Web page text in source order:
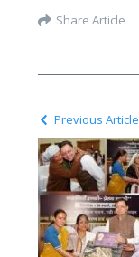
Share Article
Previous Article